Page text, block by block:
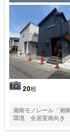
20枚
湘南モノレール「湘
環境 全居室南向き